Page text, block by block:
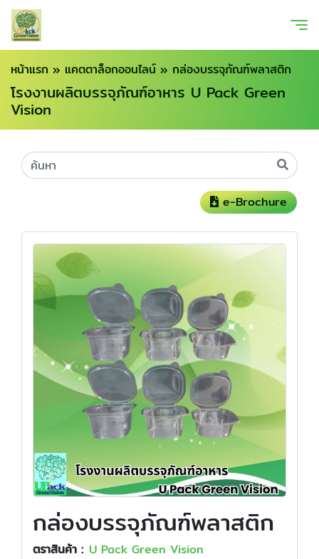
หน้าแรก » แคตตาล็อกออนไลน์ » กล่องบรรจุภัณฑ์พลาสติก
โรงงานผลิตบรรจุภัณฑ์อาหาร U Pack Green
Vision
e-Brochure
กล่องบรรจุภัณฑ์พลาสติก
ตราสินค้า : U Pack Green Vision